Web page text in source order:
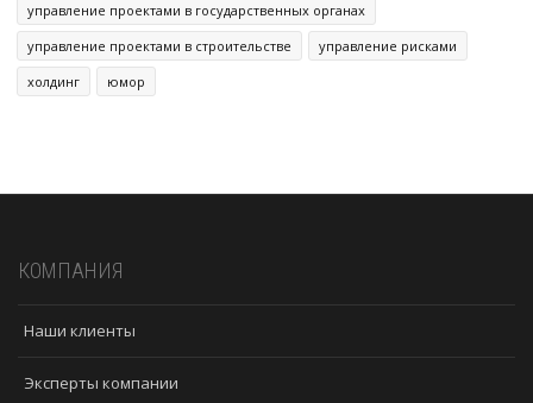
управление проектами в государственных органах
управление проектами в строительстве
управление рисками
холдинг
юмор
КОМПАНИЯ
Наши клиенты
Эксперты компании